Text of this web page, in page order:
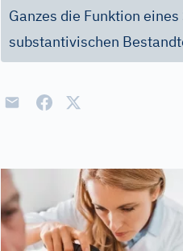
Ganzes die Funktion
substantivischen